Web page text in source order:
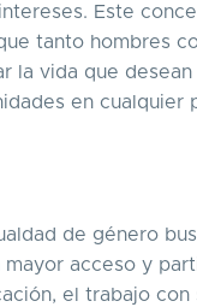
Este
tanto hombres
la vida que
en cualquier
de género
mayor acceso y
el trabajo con